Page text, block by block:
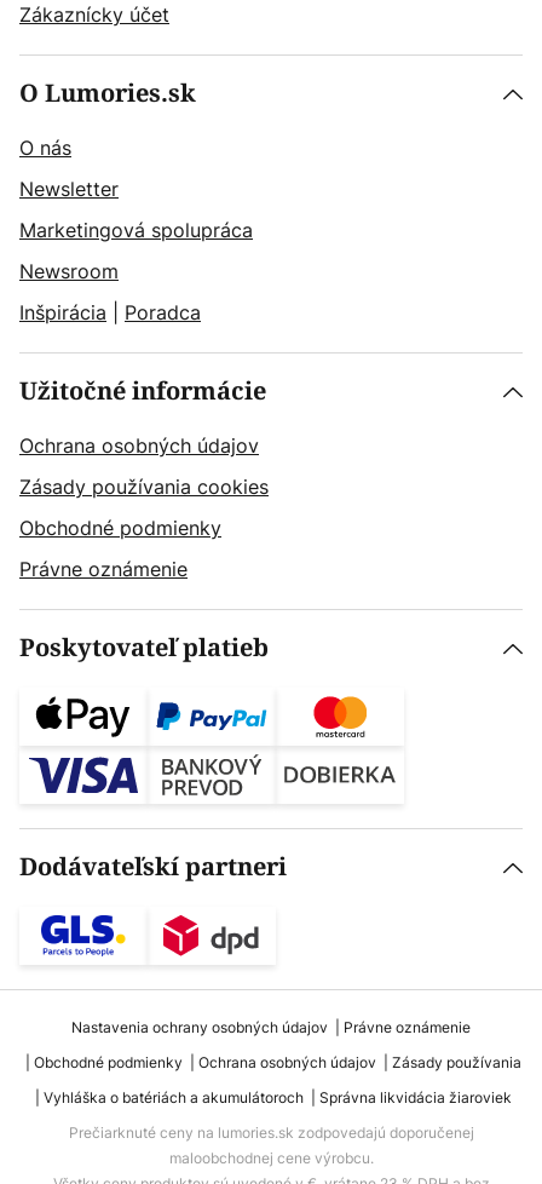
Zákaznícky účet
O Lumories.sk
O nás
Newsletter
Marketingová spolupráca
Newsroom
Inšpirácia
Poradca
Užitočné informácie
Ochrana osobných údajov
Zásady používania cookies
Obchodné podmienky
Právne oznámenie
Poskytovateľ platieb
Dodávateľskí partneri
Nastavenia ochrany osobných údajov
Právne oznámenie
Obchodné podmienky
Ochrana osobných údajov
Zásady používania
Vyhláška o batériách a akumulátoroch
Správna likvidácia žiaroviek
Prečiarknuté ceny na lumories.sk zodpovedajú doporučenej
maloobchodnej cene výrobcu.